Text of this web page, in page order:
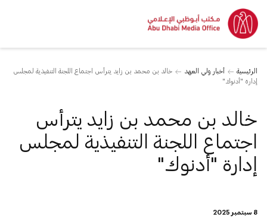
الرئيسية أخبار ولي العهد
خالد بن محمد بن زايد يترأس اجتماع اللجنة التنفيذية لمجلس
إدارة "أدنوك"
8 سبتمبر 2025
خالد بن محمد بن زايد يترأس
اجتماع اللجنة التنفيذية لمجلس
إدارة "أدنوك"